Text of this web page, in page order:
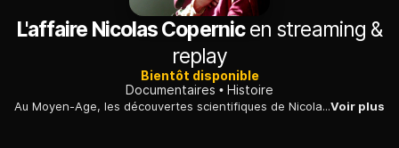
L'affaire Nicolas Copernicen streaming &
replay
Bientôt disponible
Documentaires
Histoire
Au Moyen-Age, les découvertes scientifiques de Nicolas Copernic sur la Terre qui tourne autour du Soleil vont à l'encontre de la vision du monde à ce moment-là.Voir plus